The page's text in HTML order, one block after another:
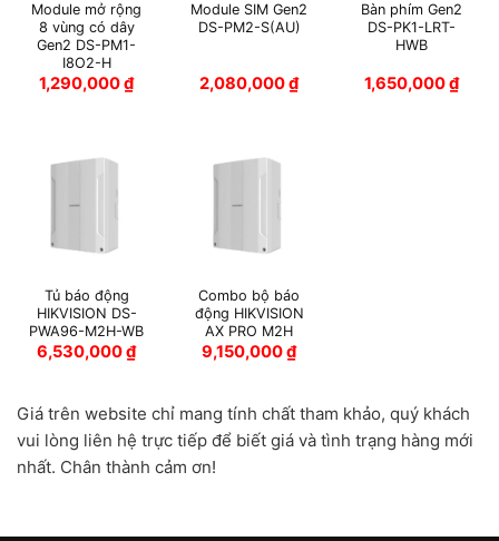
Module mở rộng
8 vùng có dây
Gen2 DS-PM1-
I8O2-H
1,290,000₫
Module SIM Gen2
DS-PM2-S(AU)
2,080,000₫
Bàn phím Gen2
DS-PK1-LRT-
HWB
1,650,000₫
Tủ báo động
HIKVISION DS-
PWA96-M2H-WB
6,530,000₫
Combo bộ báo
động HIKVISION
AX PRO M2H
9,150,000₫
Giá trên website chỉ mang tính chất tham khảo, quý khách
vui lòng liên hệ trực tiếp để biết giá và tình trạng hàng mới
nhất. Chân thành cảm ơn!